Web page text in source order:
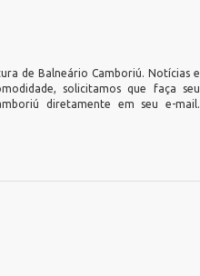
de Balneário Camboriú. Notícias e
solicitamos que faça seu
diretamente em seu e-mail.